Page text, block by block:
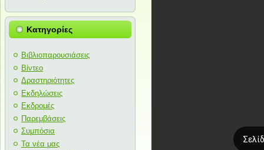
Κατηγορίες
Βιβλιοπαρουσιάσεις
Βίντεο
Δραστηριότητες
Εκδηλώσεις
Εκδρομές
Παρεμβάσεις
Συμπόσια
Τα νέα μας